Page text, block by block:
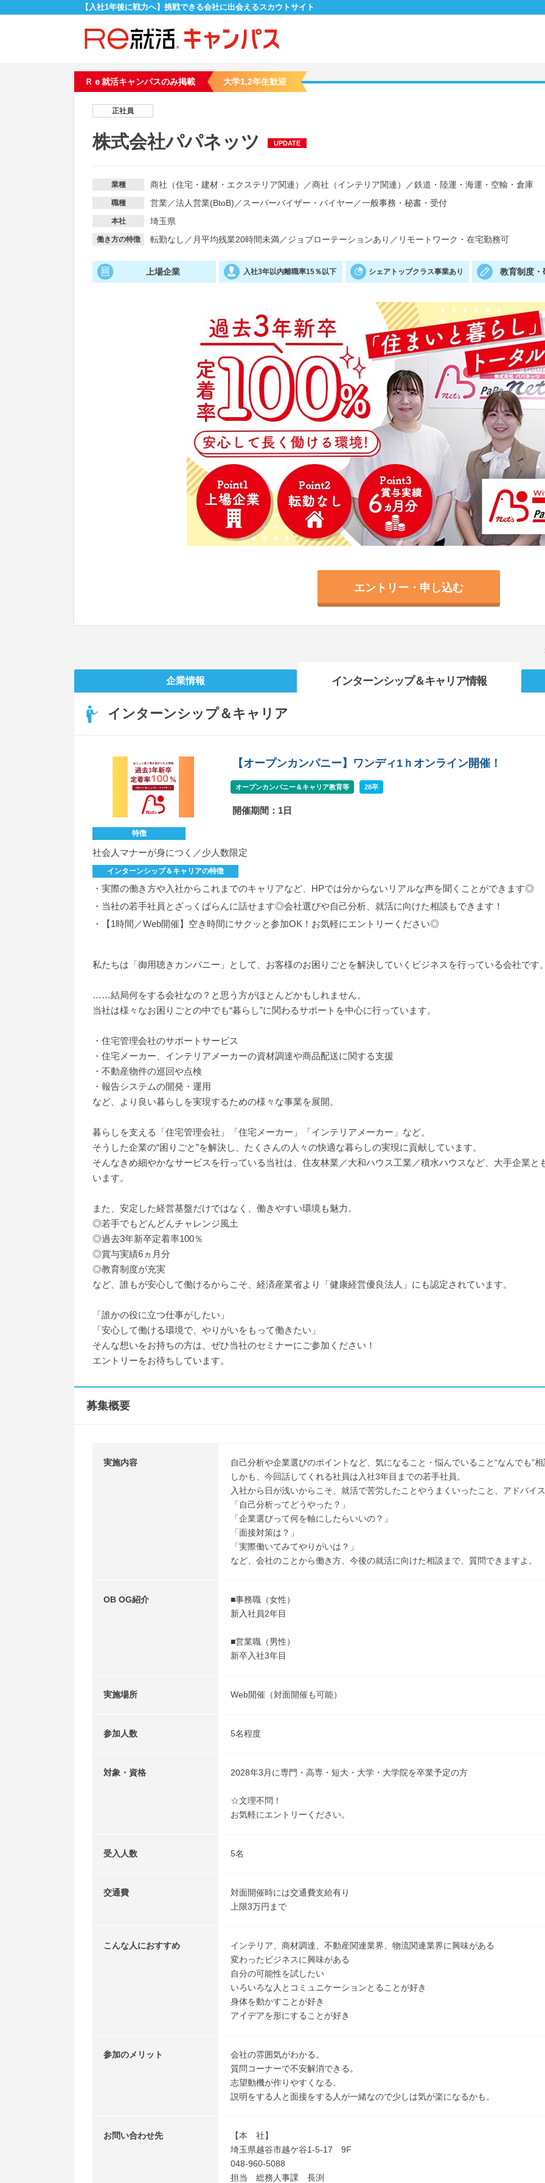
【入社1年後に戦力へ】挑戦できる会社に出会えるスカウトサイト
Ｒｅ就活キャンパスのみ掲載 大学1,2年生歓迎
正社員
株式会社パパネッツ UPDATE
業種 商社（住宅・建材・エクステリア関連） ／商社（インテリア関連） ／鉄道・陸運・海運・空輸・倉庫
職種 営業／法人営業(BtoB) ／ スーパーバイザー・バイヤー ／一般事務・秘書・受付
本社 埼玉県
働き方の特徴 転勤なし ／ 月平均残業20時間未満／ジョブローテーションあり ／ リモートワーク・在宅勤務可
上場企業 入社3年以内離職率15％以下 シェアトップクラス事業あり 教育制度
エントリー・申し込む
企業情報 インターンシップ＆キャリア情報
インターンシップ＆キャリア
【オープンカンパニー】ワンディ1ｈオンライン開催！
オープンカンパニー＆キャリア教育等 28卒
開催期間：1日
特徴
社会人マナーが身につく／少人数限定
インターンシップ＆キャリアの特徴
・実際の働き方や入社からこれまでのキャリアなど、HPでは分からないリアルな声を聞くことができます◎
・当社の若手社員とざっくばらんに話せます◎会社選びや自己分析、就活に向けた相談もできます！
・【1時間／Web開催】空き時間にサクッと参加OK！お気軽にエントリーください◎
私たちは「御用聴きカンパニー」として、お客様のお困りごとを解決していくビジネスを行っている会社です
……結局何をする会社なの？と思う方がほとんどかもしれません。
当社は様々なお困りごとの中でも“暮らし”に関わるサポートを中心に行っています。
・住宅管理会社のサポートサービス
・住宅メーカー、インテリアメーカーの資材調達や商品配送に関する支援
・不動産物件の巡回や点検
・報告システムの開発・運用
など、より良い暮らしを実現するための様々な事業を展開。
暮らしを支える「住宅管理会社」「住宅メーカー」「インテリアメーカー」など。
そうした企業の“困りごと”を解決し、たくさんの人々の快適な暮らしの実現に貢献しています。
そんなきめ細やかなサービスを行っている当社は、住友林業／大和ハウス工業／積水ハウスなど、大手企業
います。
また、安定した経営基盤だけではなく、働きやすい環境も魅力。
◎若手でもどんどんチャレンジ風土
◎過去3年新卒定着率100％
◎賞与実績6ヵ月分
◎教育制度が充実
など、誰もが安心して働けるからこそ、経済産業省より「健康経営優良法人」にも認定されています。
「誰かの役に立つ仕事がしたい」
「安心して働ける環境で、やりがいをもって働きたい」
そんな想いをお持ちの方は、ぜひ当社のセミナーにご参加ください！
エントリーをお待ちしています。
募集概要
実施内容
自己分析や企業選びのポイントなど、気になること・悩んでいること“なんでも”
しかも、今回話してくれる社員は入社3年目までの若手社員。
入社から日が浅いからこそ、就活で苦労したことやうまくいったこと、アドバイ
「自己分析ってどうやった？」
「企業選びって何を軸にしたらいいの？」
「面接対策は？」
「実際働いてみてやりがいは？」
など、会社のことから働き方、今後の就活に向けた相談まで、質問できますよ。
OB OG紹介
■事務職（女性）
新入社員2年目
■営業職（男性）
新卒入社3年目
実施場所 Web開催（対面開催も可能）
参加人数 5名程度
対象・資格 2028年3月に専門・高専・短大・大学・大学院を卒業予定の方
☆文理不問！
お気軽にエントリーください。
受入人数 5名
交通費
対面開催時には交通費支給有り
上限3万円まで
こんな人におすすめ
インテリア、商材調達、不動産関連業界、物流関連業界に興味がある
変わったビジネスに興味がある
自分の可能性を試したい
いろいろな人とコミュニケーションとることが好き
身体を動かすことが好き
アイデアを形にすることが好き
参加のメリット
会社の雰囲気がわかる。
質問コーナーで不安解消できる。
志望動機が作りやすくなる。
説明をする人と面接をする人が一緒なので少しは気が楽になるかも。
お問い合わせ先
【本 社】
埼玉県越谷市越ケ谷1-5-17 9F
048-960-5088
担当 総務人事課 長渕